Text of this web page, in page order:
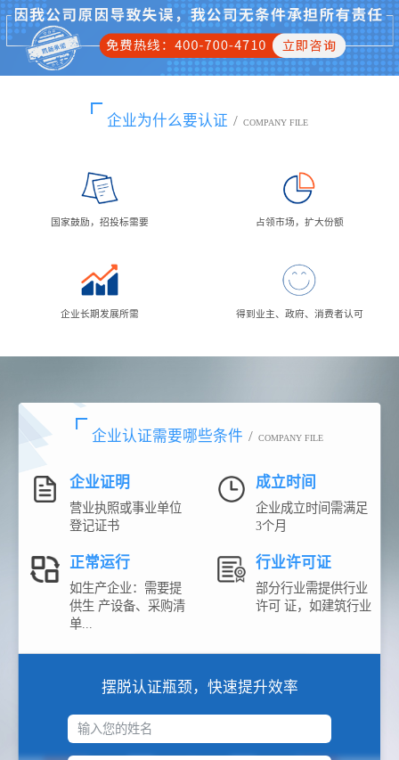
企业为什么要认证 / COMPANY FILE
国家鼓励，招投标需要 占领市场，扩大份额
企业长期发展所需 得到业主、政府、消费者认可
企业认证需要哪些条件 / COMPANY FILE
企业证明
营业执照或事业单位
登记证书
成立时间
企业成立时间需满足
3个月
正常运行
如生产企业：需要提
供生 产设备、采购清
单...
行业许可证
部分行业需提供行业
许可 证，如建筑行业
摆脱认证瓶颈，快速提升效率
输入您的姓名